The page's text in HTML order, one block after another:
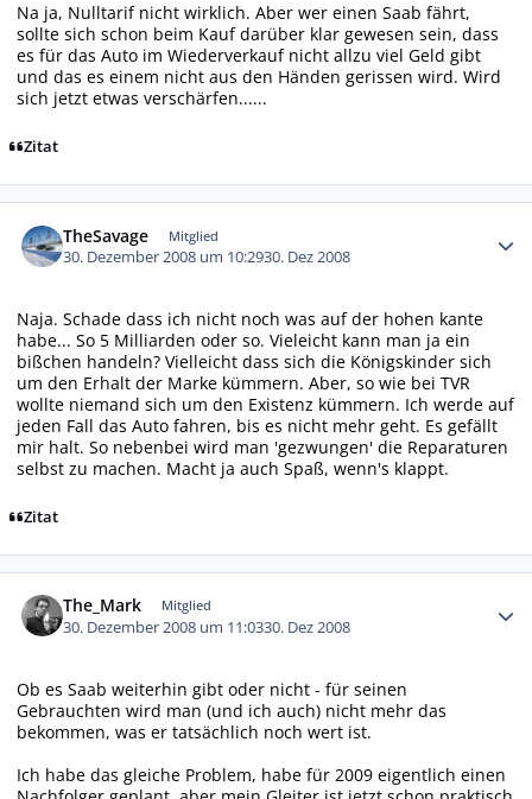
Na ja, Nulltarif nicht wirklich. Aber wer einen Saab fährt,
sollte sich schon beim Kauf darüber klar gewesen sein, dass
es für das Auto im Wiederverkauf nicht allzu viel Geld gibt
und das es einem nicht aus den Händen gerissen wird. Wird
sich jetzt etwas verschärfen......
Zitat
TheSavage Mitglied
30. Dezember 2008 um 10:2930. Dez 2008
Naja. Schade dass ich nicht noch was auf der hohen kante
habe... So 5 Milliarden oder so. Vieleicht kann man ja ein
bißchen handeln? Vielleicht dass sich die Königskinder sich
um den Erhalt der Marke kümmern. Aber, so wie bei TVR
wollte niemand sich um den Existenz kümmern. Ich werde auf
jeden Fall das Auto fahren, bis es nicht mehr geht. Es gefällt
mir halt. So nebenbei wird man 'gezwungen' die Reparaturen
selbst zu machen. Macht ja auch Spaß, wenn's klappt.
Zitat
The_Mark Mitglied
30. Dezember 2008 um 11:0330. Dez 2008
Ob es Saab weiterhin gibt oder nicht - für seinen
Gebrauchten wird man (und ich auch) nicht mehr das
bekommen, was er tatsächlich noch wert ist.
Ich habe das gleiche Problem, habe für 2009 eigentlich einen